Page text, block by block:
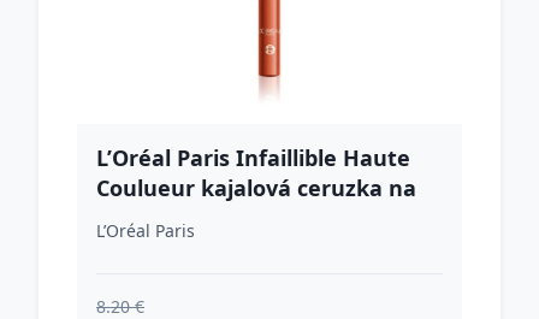
L’Oréal Paris Infaillible Haute
Coulueur kajalová ceruzka na
oči v tyčinke odtieň Copper
L’Oréal Paris
8.20 €